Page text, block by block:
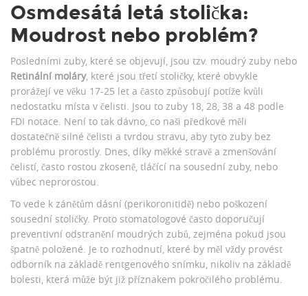
Osmdesátá letá stolička:
Moudrost nebo problém?
Posledními zuby, které se objevují, jsou tzv. moudrý zuby nebo
Retinální moláry, které jsou třetí stoličky, které obvykle
prorážejí ve věku 17-25 let a často způsobují potíže kvůli
nedostatku místa v čelisti. Jsou to zuby 18, 28, 38 a 48 podle
FDI notace. Není to tak dávno, co naši předkové měli
dostatečně silné čelisti a tvrdou stravu, aby tyto zuby bez
problému prorostly. Dnes, díky měkké stravě a zmenšování
čelistí, často rostou zkoseně, tláčící na sousední zuby, nebo
vůbec neprorostou.
To vede k zánětům dásní (perikoronitidě) nebo poškození
sousední stoličky. Proto stomatologové často doporučují
preventivní odstranění moudrých zubů, zejména pokud jsou
špatně položené. Je to rozhodnutí, které by měl vždy provést
odborník na základě rentgenového snímku, nikoliv na základě
bolesti, která může být již příznakem pokročilého problému.